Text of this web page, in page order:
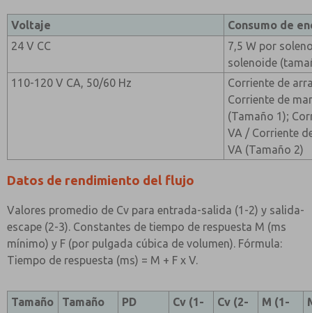
Voltaje
Consumo de
24 V CC
7,5 W por
solenoide
110-120 V CA, 50/60 Hz
Corriente de
Corriente de
(Tamaño 1);
VA / Corriente
VA (Tamaño 2)
Datos de rendimiento del flujo
Valores promedio de Cv para entrada-salida (1-2) y salida-
escape (2-3). Constantes de tiempo de respuesta M (ms
mínimo) y F (por pulgada cúbica de volumen). Fórmula:
Tiempo de respuesta (ms) = M + F x V.
Tamaño
Tamaño
PD
Cv (1-
Cv (2-
M (1-